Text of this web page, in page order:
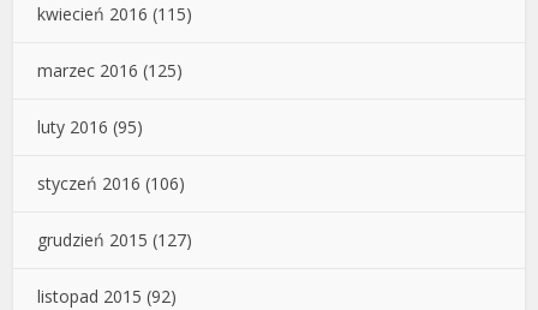
kwiecień 2016 (115)
marzec 2016 (125)
luty 2016 (95)
styczeń 2016 (106)
grudzień 2015 (127)
listopad 2015 (92)